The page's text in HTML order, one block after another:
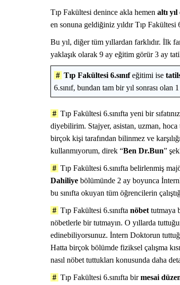
Tıp Fakültesi denince akla hemen altı yıl
en sonuna geldiğiniz yıldır Tıp Fakültesi
Bu yıl, diğer tüm yıllardan farklıdır. İlk
yaklaşık olarak 9 ay eğitim görür 3 ay tatil
# Tıp Fakültesi 6.sınıfeğitimi ise
6.sınıf, bundan tam bir yıl sonrası olan
# Tıp Fakültesi 6.sınıfta yeni bir
diyebilirim. Stajyer, asistan, uzman, hoca
birçok kişi tarafından bilinmez ve
kullanmıyorum, direk “Ben Dr.Bun”
# Tıp Fakültesi 6.sınıfta belirlenmiş
Dahiliye bölümünde 2 ay boyunca
bu sınıfta okuyan tüm öğrencilerin
# Tıp Fakültesi 6.sınıfta nöbettutmaya
nöbetlerle bir tutmayın. O yıllarda
edinebiliyorsunuz. İntern Doktorun
Hatta birçok bölümde fiziksel çalışma
nasıl nöbet tuttukları konusunda daha
# Tıp Fakültesi 6.sınıfta birmesai
NASIL